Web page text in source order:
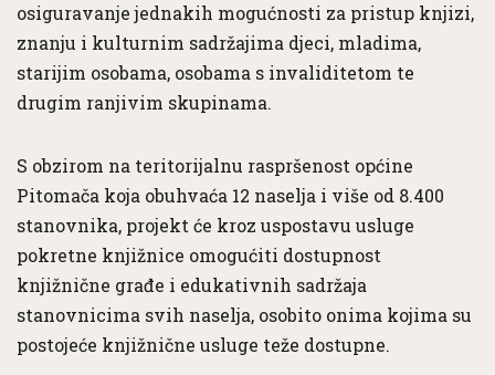
osiguravanje jednakih mogućnosti za pristup knjizi,
znanju i kulturnim sadržajima djeci, mladima,
starijim osobama, osobama s invaliditetom te
drugim ranjivim skupinama.
S obzirom na teritorijalnu raspršenost općine
Pitomača koja obuhvaća 12 naselja i više od 8.400
stanovnika, projekt će kroz uspostavu usluge
pokretne knjižnice omogućiti dostupnost
knjižnične građe i edukativnih sadržaja
stanovnicima svih naselja, osobito onima kojima su
postojeće knjižnične usluge teže dostupne.